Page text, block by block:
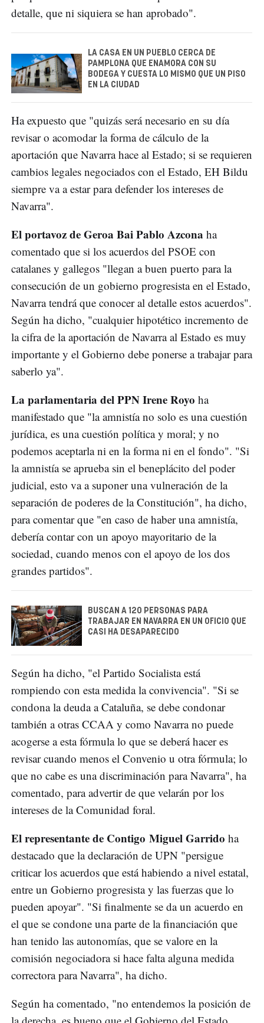
detalle, que ni siquiera se han aprobado".
LA CASA EN UN PUEBLO CERCA DE
PAMPLONA QUE ENAMORA CON SU
BODEGA Y CUESTA LO MISMO QUE UN PISO
EN LA CIUDAD
Ha expuesto que "quizás será necesario en su día
revisar o acomodar la forma de cálculo de la
aportación que Navarra hace al Estado; si se requieren
cambios legales negociados con el Estado, EH Bildu
siempre va a estar para defender los intereses de
Navarra".
El portavoz de Geroa Bai Pablo Azcona ha
comentado que si los acuerdos del PSOE con
catalanes y gallegos "llegan a buen puerto para la
consecución de un gobierno progresista en el Estado,
Navarra tendrá que conocer al detalle estos acuerdos".
Según ha dicho, "cualquier hipotético incremento de
la cifra de la aportación de Navarra al Estado es muy
importante y el Gobierno debe ponerse a trabajar para
saberlo ya".
La parlamentaria del PPN Irene Royo ha
manifestado que "la amnistía no solo es una cuestión
jurídica, es una cuestión política y moral; y no
podemos aceptarla ni en la forma ni en el fondo". "Si
la amnistía se aprueba sin el beneplácito del poder
judicial, esto va a suponer una vulneración de la
separación de poderes de la Constitución", ha dicho,
para comentar que "en caso de haber una amnistía,
debería contar con un apoyo mayoritario de la
sociedad, cuando menos con el apoyo de los dos
grandes partidos".
BUSCAN A 120 PERSONAS PARA
TRABAJAR EN NAVARRA EN UN OFICIO QUE
CASI HA DESAPARECIDO
Según ha dicho, "el Partido Socialista está
rompiendo con esta medida la convivencia". "Si se
condona la deuda a Cataluña, se debe condonar
también a otras CCAA y como Navarra no puede
acogerse a esta fórmula lo que se deberá hacer es
revisar cuando menos el Convenio u otra fórmula; lo
que no cabe es una discriminación para Navarra", ha
comentado, para advertir de que velarán por los
intereses de la Comunidad foral.
El representante de Contigo Miguel Garrido ha
destacado que la declaración de UPN "persigue
criticar los acuerdos que está habiendo a nivel estatal,
entre un Gobierno progresista y las fuerzas que lo
pueden apoyar". "Si finalmente se da un acuerdo en
el que se condone una parte de la financiación que
han tenido las autonomías, que se valore en la
comisión negociadora si hace falta alguna medida
correctora para Navarra", ha dicho.
Según ha comentado, "no entendemos la posición de